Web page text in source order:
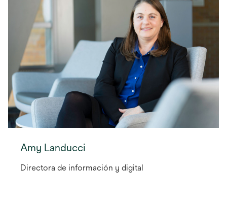
Amy Landucci
Directora de información y digital